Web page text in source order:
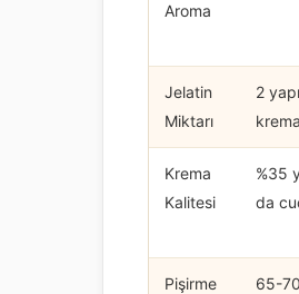
Aroma
Jelatin
Miktarı
2
Krema
Kalitesi
%35
da
Pişirme
65-